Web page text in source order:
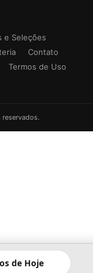
e Seleções
Contato
Termos de Uso
de Hoje